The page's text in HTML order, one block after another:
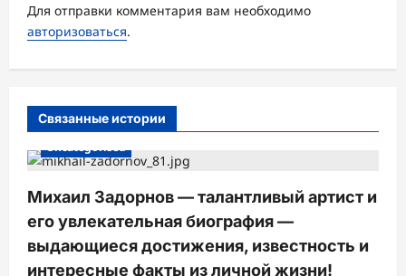
п
и
с
и
Для отправки комментария вам необходимо
авторизоваться.
Связанные истории
Uncategorised
Михаил Задорнов — талантливый артист и
его увлекательная биография —
выдающиеся достижения, известность и
интересные факты из личной жизни!